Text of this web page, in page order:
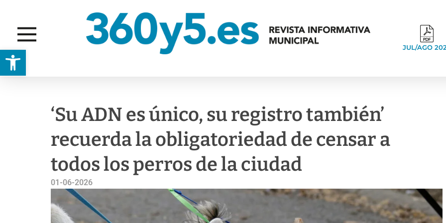
Abrir barra de herramientas JUL/AGO
‘Su ADN es único, su registro también’
recuerda la obligatoriedad de censar a
todos los perros de la ciudad
01-06-2026